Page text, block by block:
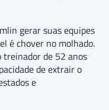
gerar suas equipes
é chover no molhado.
de 52 anos
de extrair o
e